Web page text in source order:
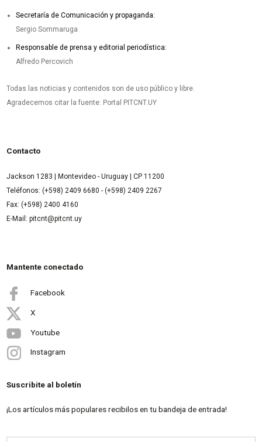
Secretaría de Comunicación y propaganda:
Sergio Sommaruga
Responsable de prensa y editorial periodística:
Alfredo Percovich
Todas las noticias y contenidos son de uso público y libre.
Agradecemos citar la fuente: Portal PITCNT.UY
Contacto
Jackson 1283 | Montevideo - Uruguay | CP 11200
Teléfonos: (+598) 2409 6680 - (+598) 2409 2267
Fax: (+598) 2400 4160
E-Mail: pitcnt@pitcnt.uy
Mantente conectado
Facebook
X
Youtube
Instagram
Suscribite al boletín
¡Los artículos más populares recibilos en tu bandeja de entrada!